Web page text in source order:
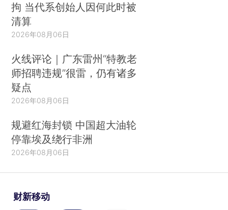
拘 当代系创始人因何此时被
清算
2026年08月06日
火线评论｜广东雷州“特教老
师招聘违规”很雷，仍有诸多
疑点
2026年08月06日
规避红海封锁 中国超大油轮
停靠埃及绕行非洲
2026年08月06日
财新移动